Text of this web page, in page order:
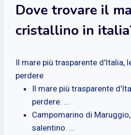
Dove trovare il
cristallino in
Il mare più trasparente d'Italia,
perdere
Il mare più trasparente
perdere. ...
Campomarino di
salentino. ...